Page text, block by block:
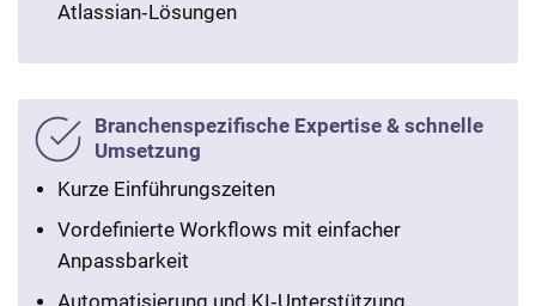
Atlassian‑Lösungen
Branchenspezifische Expertise & schnelle
Umsetzung
Kurze Einführungszeiten
Vordefinierte Workflows mit einfacher
Anpassbarkeit